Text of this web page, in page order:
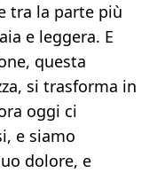
tra la parte più
e leggera. E
questa
si trasforma in
oggi ci
e siamo
dolore, e